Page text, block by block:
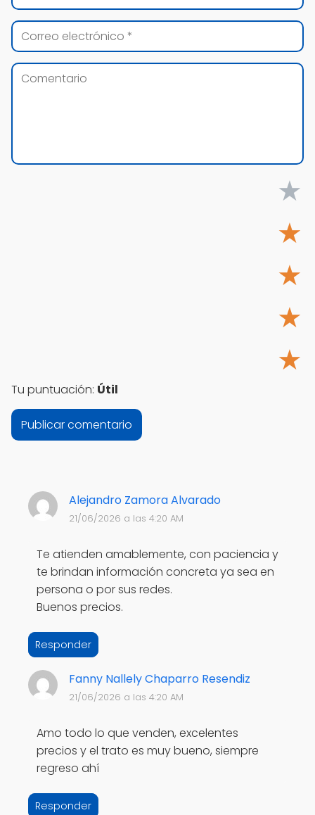
Alejandro Zamora Alvarado
21/06/2026 a las 4:20 AM
Te atienden amablemente, con paciencia y
te brindan información concreta ya sea en
persona o por sus redes.
Buenos precios.
Responder
Fanny Nallely Chaparro Resendiz
21/06/2026 a las 4:20 AM
Amo todo lo que venden, excelentes
precios y el trato es muy bueno, siempre
regreso ahí
Responder
★
★
★
★
★
Tu puntuación: Útil